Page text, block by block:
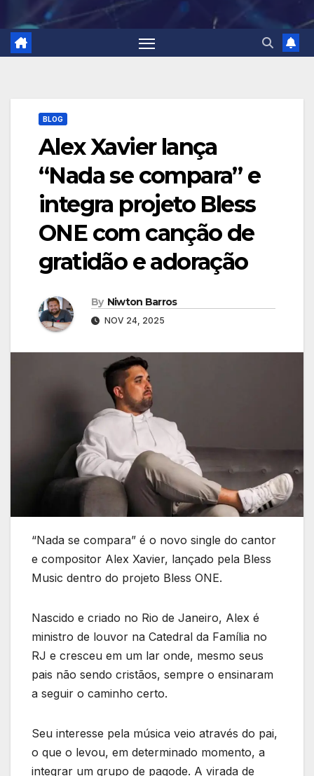
BLOG
Alex Xavier lança
“Nada se compara” e
integra projeto Bless
ONE com canção de
gratidão e adoração
By Niwton Barros
NOV 24, 2025
“Nada se compara” é o novo single do cantor
e compositor Alex Xavier, lançado pela Bless
Music dentro do projeto Bless ONE.
Nascido e criado no Rio de Janeiro, Alex é
ministro de louvor na Catedral da Família no
RJ e cresceu em um lar onde, mesmo seus
pais não sendo cristãos, sempre o ensinaram
a seguir o caminho certo.
Seu interesse pela música veio através do pai,
o que o levou, em determinado momento, a
integrar um grupo de pagode. A virada de